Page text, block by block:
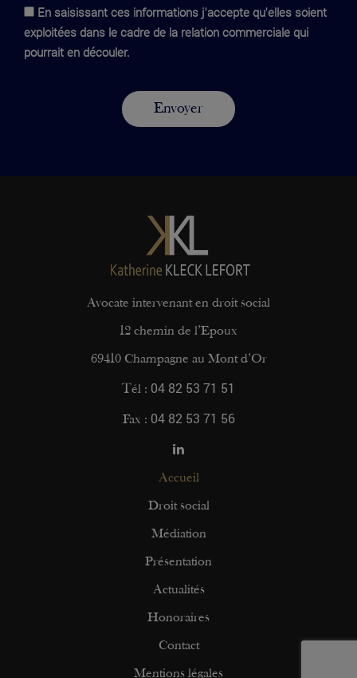
En saisissant ces informations j'accepte qu'elles soient
exploitées dans le cadre de la relation commerciale qui
pourrait en découler.
Avocate intervenant en droit social
12 chemin de l’Epoux
69410 Champagne au Mont d’Or
Tél : 04 82 53 71 51
Fax : 04 82 53 71 56
Accueil
Droit social
Médiation
Présentation
Actualités
Honoraires
Contact
Mentions légales